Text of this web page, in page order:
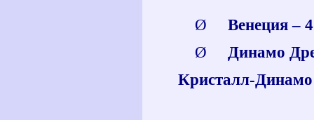
Ø
Венеция –
Ø
Динамо
Кристалл-Динамо